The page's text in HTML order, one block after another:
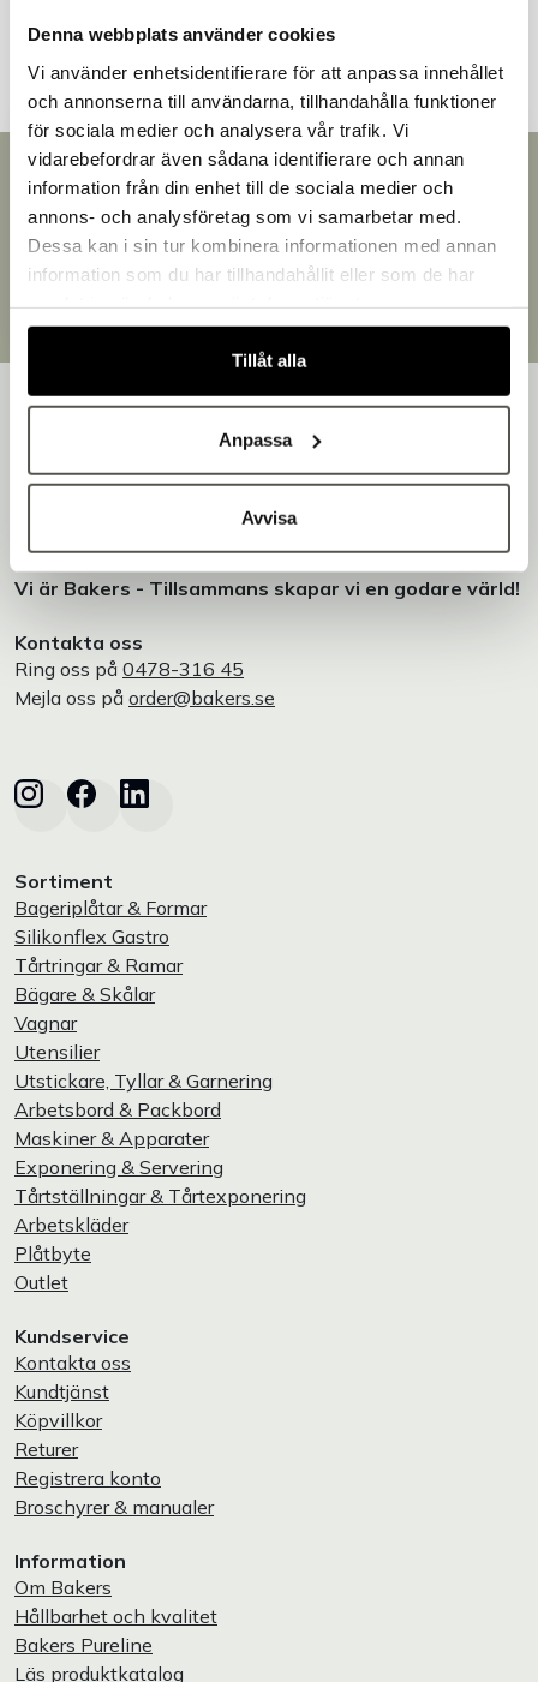
Denna webbplats använder cookies
Vi använder enhetsidentifierare för att anpassa innehållet
och annonserna till användarna, tillhandahålla funktioner
för sociala medier och analysera vår trafik. Vi
vidarebefordrar även sådana identifierare och annan
information från din enhet till de sociala medier och
annons- och analysföretag som vi samarbetar med.
Dessa kan i sin tur kombinera informationen med annan
information som du har tillhandahållit eller som de har
Tillåt alla
Anpassa
Avvisa
Snabb leverans
Leverans inom 3-5 arbetsdagar.
Brett sortiment
Över 30 000 produkter
Designat och tillverkat i Småland
utrustning för bageri, konditori och restaurang – med egen
produktion i Småland.
Vi är Bakers - Tillsammans skapar vi en godare värld!
Kontakta oss
Ring oss på 0478-316 45
Mejla oss på order@bakers.se
Sortiment
Bageriplåtar & Formar
Silikonflex Gastro
Tårtringar & Ramar
Bägare & Skålar
Vagnar
Utensilier
Utstickare, Tyllar & Garnering
Arbetsbord & Packbord
Maskiner & Apparater
Exponering & Servering
Tårtställningar & Tårtexponering
Arbetskläder
Plåtbyte
Outlet
Kundservice
Kontakta oss
Kundtjänst
Köpvillkor
Returer
Registrera konto
Broschyrer & manualer
Information
Om Bakers
Hållbarhet och kvalitet
Bakers Pureline
Läs produktkatalog
Välkommen till Bakers!
Handlar du som företag eller privatperson?
Fortsätt som privatperson